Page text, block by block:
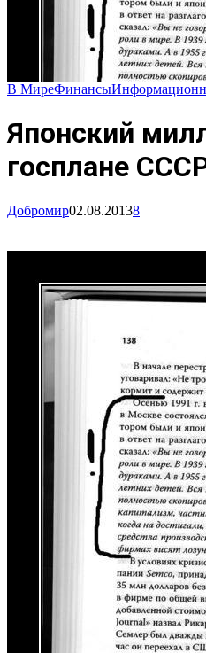
В МиреФинансы
Японский
госплане
Добромир02.08.20138